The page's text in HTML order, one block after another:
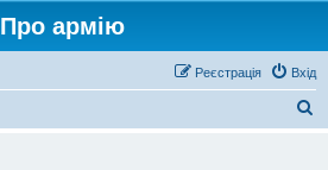
Про армію
Вхід
Реєстрація